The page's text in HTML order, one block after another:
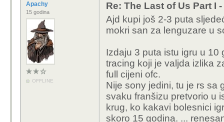
Apachy
15 godina
OFFLINE
Re: The Last of Us Part I
Ajd kupi još 2-3 puta
mokri san za lenguzare u
Izdaju 3 puta istu igru u 10
tracing koji je valjda izlika
full cijeni ofc.
Nije sony jedini, tu je rs sa
svaku franšizu pretvorio u
krug, ko kakavi bolesnici
skoro 15 godina. ...